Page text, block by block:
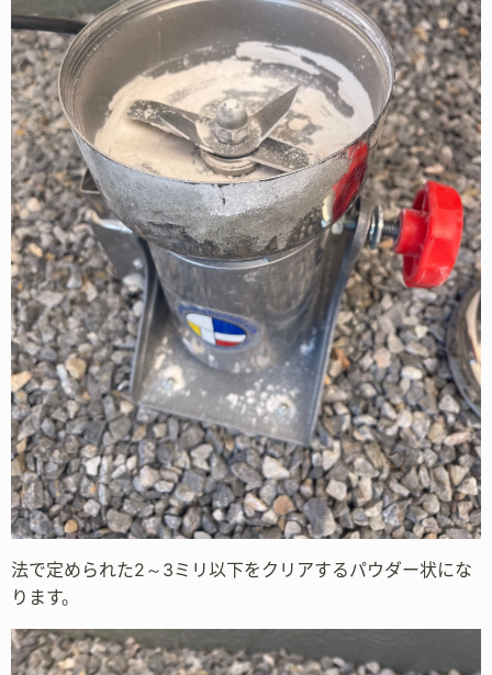
法で定められた2～3ミリ以下をクリアするパウダー状にな
ります。